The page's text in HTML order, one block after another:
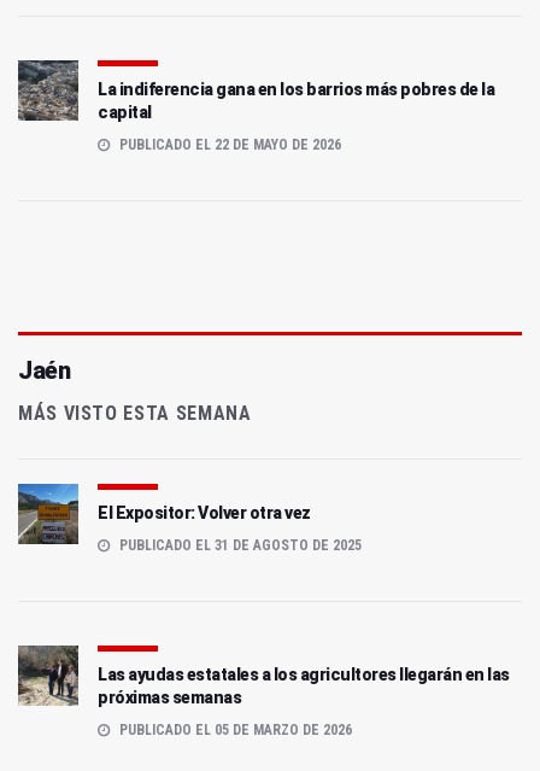
La indiferencia gana en los barrios más pobres de la
capital
PUBLICADO EL 22 DE MAYO DE 2026
Jaén
MÁS VISTO ESTA SEMANA
El Expositor: Volver otra vez
PUBLICADO EL 31 DE AGOSTO DE 2025
Las ayudas estatales a los agricultores llegarán en las
próximas semanas
PUBLICADO EL 05 DE MARZO DE 2026